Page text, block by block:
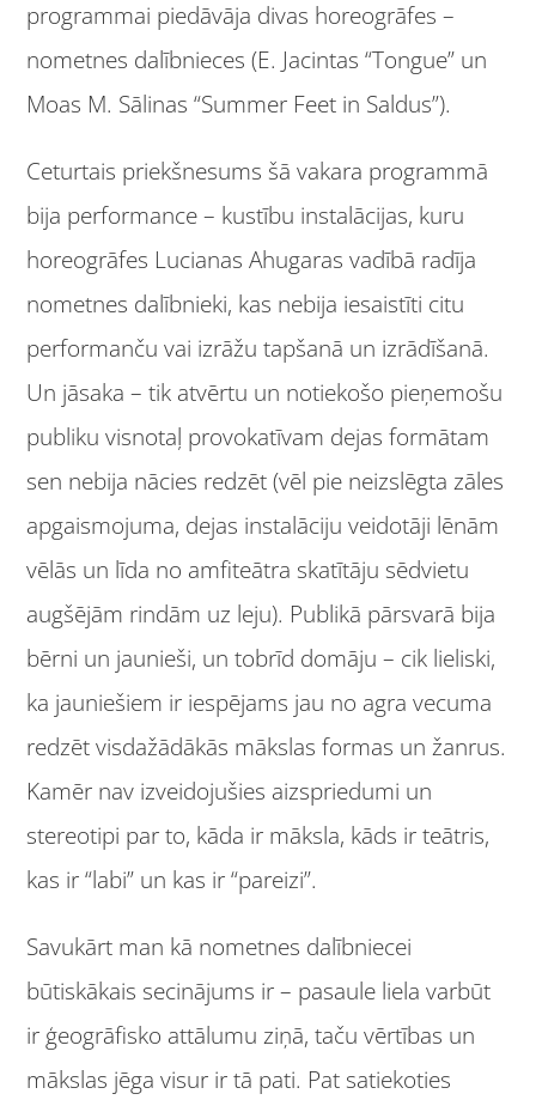
programmai piedāvāja divas horeogrāfes –
nometnes dalībnieces (E. Jacintas “Tongue” un
Moas M. Sālinas “Summer Feet in Saldus”).
Ceturtais priekšnesums šā vakara programmā
bija performance – kustību instalācijas, kuru
horeogrāfes Lucianas Ahugaras vadībā radīja
nometnes dalībnieki, kas nebija iesaistīti citu
performanču vai izrāžu tapšanā un izrādīšanā.
Un jāsaka – tik atvērtu un notiekošo pieņemošu
publiku visnotaļ provokatīvam dejas formātam
sen nebija nācies redzēt (vēl pie neizslēgta zāles
apgaismojuma, dejas instalāciju veidotāji lēnām
vēlās un līda no amfiteātra skatītāju sēdvietu
augšējām rindām uz leju). Publikā pārsvarā bija
bērni un jaunieši, un tobrīd domāju – cik lieliski,
ka jauniešiem ir iespējams jau no agra vecuma
redzēt visdažādākās mākslas formas un žanrus.
Kamēr nav izveidojušies aizspriedumi un
stereotipi par to, kāda ir māksla, kāds ir teātris,
kas ir “labi” un kas ir “pareizi”.
Savukārt man kā nometnes dalībniecei
būtiskākais secinājums ir – pasaule liela varbūt
ir ģeogrāfisko attālumu ziņā, taču vērtības un
mākslas jēga visur ir tā pati. Pat satiekoties